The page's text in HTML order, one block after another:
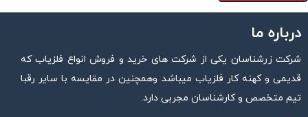
درباره ما
شرکت زرشناسان یکی از شرکت های خرید و فروش انواع فلزیاب که
قدیمی و کهنه کار فلزیاب میباشد وهمچنین در مقایسه با سایر رقبا
تیم متخصص و کارشناسان مجربی دارد.